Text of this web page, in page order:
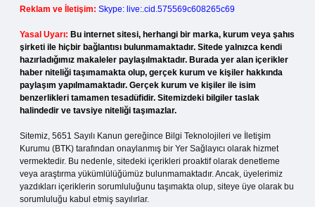
Reklam ve İletişim: Skype: live:.cid.575569c608265c69
Yasal Uyarı: Bu internet sitesi, herhangi bir marka, kurum veya şahıs
şirketi ile hiçbir bağlantısı bulunmamaktadır. Sitede yalnızca kendi
hazırladığımız makaleler paylaşılmaktadır. Burada yer alan içerikler
haber niteliği taşımamakta olup, gerçek kurum ve kişiler hakkında
paylaşım yapılmamaktadır. Gerçek kurum ve kişiler ile isim
benzerlikleri tamamen tesadüfidir. Sitemizdeki bilgiler taslak
halindedir ve tavsiye niteliği taşımazlar.
Sitemiz, 5651 Sayılı Kanun gereğince Bilgi Teknolojileri ve İletişim
Kurumu (BTK) tarafından onaylanmış bir Yer Sağlayıcı olarak hizmet
vermektedir. Bu nedenle, sitedeki içerikleri proaktif olarak denetleme
veya araştırma yükümlülüğümüz bulunmamaktadır. Ancak, üyelerimiz
yazdıkları içeriklerin sorumluluğunu taşımakta olup, siteye üye olarak bu
sorumluluğu kabul etmiş sayılırlar.